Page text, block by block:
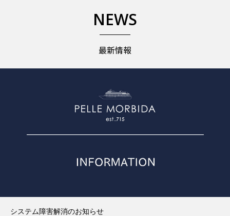
NEWS
最新情報
システム障害解消のお知らせ